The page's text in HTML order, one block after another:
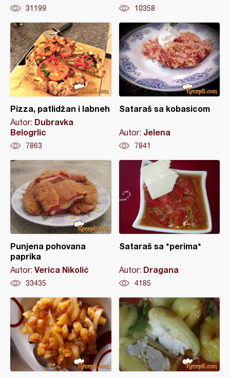
31199 10358
Pizza, patlidžan i labneh
Autor: Dubravka
Belogrlic
7863
Sataraš sa kobasicom
Autor: Jelena
7841
Punjena pohovana
paprika
Autor: Verica Nikolić
33435
Sataraš sa *perima*
Autor: Dragana
4185